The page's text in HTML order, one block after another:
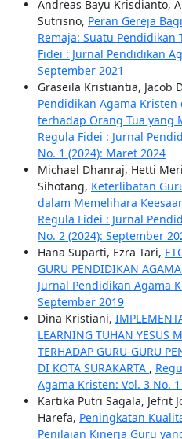
Andreas Bayu Krisdianto,
Sutrisno, Peran Gereja
Remaja: Suatu Pendidikan
Fidei : Jurnal Pendidikan
September 2021
Graseila Kristiantia, Jacob
Pendidikan Agama
terhadap Orang Tua yang
Regula Fidei : Jurnal
No. 1 (2024): Maret 2024
Michael Dhanraj, Hetti
Sihotang, Keterlibatan
dalam Memelihara
Regula Fidei : Jurnal
No. 2 (2024): September
Hana Suparti, Ezra Tari,
GURU PENDIDIKAN
Jurnal Pendidikan Agama
September 2019
Dina Kristiani,
LEARNING TUHAN YESUS
TERHADAP GURU-GURU
DI KOTA SURAKARTA ,
Agama Kristen: Vol. 3 No.
Kartika Putri Sagala, Jefrit
Harefa, Peningkatan
Penilaian Kinerja Guru